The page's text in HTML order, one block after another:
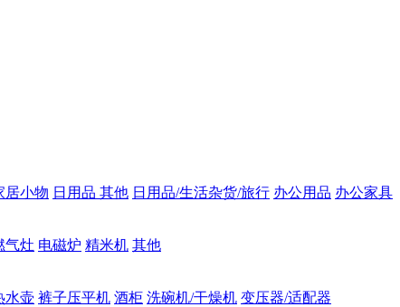
居小物 日用品 其他 日用品/生活杂货/旅行 办公用品 办公家具
气灶 电磁炉 精米机 其他
水壶 裤子压平机 酒柜 洗碗机/干燥机 变压器/适配器